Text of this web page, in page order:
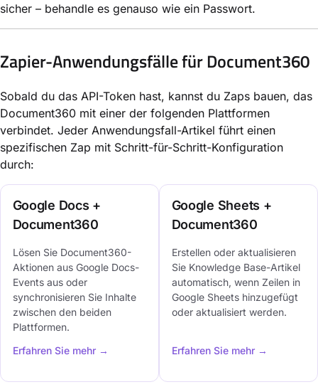
sicher – behandle es genauso wie ein Passwort.
Zapier-Anwendungsfälle für Document360
Sobald du das API-Token hast, kannst du Zaps bauen, das
Document360 mit einer der folgenden Plattformen
verbindet. Jeder Anwendungsfall-Artikel führt einen
spezifischen Zap mit Schritt-für-Schritt-Konfiguration
durch:
Google Docs +
Document360
Lösen Sie Document360-
Aktionen aus Google Docs-
Events aus oder
synchronisieren Sie Inhalte
zwischen den beiden
Plattformen.
Erfahren Sie mehr →
Google Sheets +
Document360
Erstellen oder aktualisieren
Sie Knowledge Base-Artikel
automatisch, wenn Zeilen in
Google Sheets hinzugefügt
oder aktualisiert werden.
Erfahren Sie mehr →